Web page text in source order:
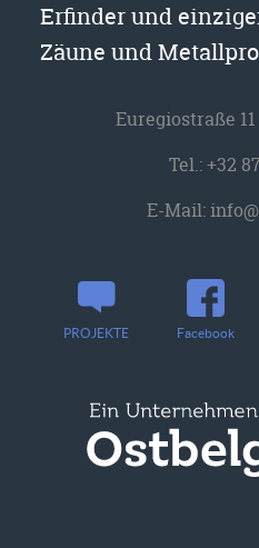
Erfinder und
Zäune und
Euregiostraße
Tel.:+32
E-Mail:
PROJEKTE Facebook